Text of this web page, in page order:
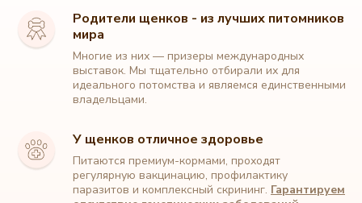
Родители щенков - из лучших питомников
мира
Многие из них — призеры международных
выставок. Мы тщательно отбирали их для
идеального потомства и являемся единственными
владельцами.
У щенков отличное здоровье
Питаются премиум-кормами, проходят
регулярную вакцинацию, профилактику
паразитов и комплексный скрининг. Гарантируем